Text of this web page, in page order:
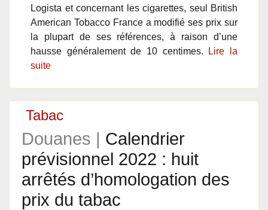
Logista et concernant les cigarettes, seul British
American Tobacco France a modifié ses prix sur
la plupart de ses références, à raison d’une
hausse généralement de 10 centimes.
Lire la
suite
Tabac
Douanes | Calendrier
prévisionnel 2022 : huit
arrêtés d’homologation des
prix du tabac